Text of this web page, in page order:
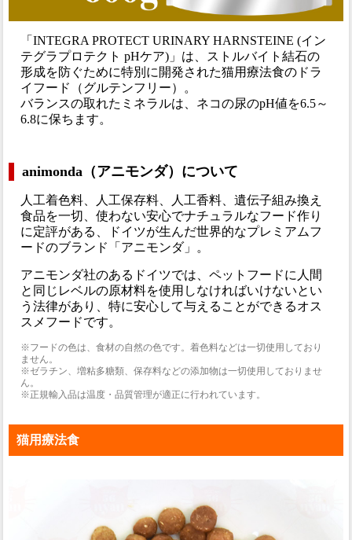
「INTEGRA PROTECT URINARY HARNSTEINE (イン
テグラプロテクト pHケア)」は、ストルバイト結石の
形成を防ぐために特別に開発された猫用療法食のドラ
イフード（グルテンフリー）。
バランスの取れたミネラルは、ネコの尿のpH値を6.5～
6.8に保ちます。
animonda（アニモンダ）について
人工着色料、人工保存料、人工香料、遺伝子組み換え
食品を一切、使わない安心でナチュラルなフード作り
に定評がある、ドイツが生んだ世界的なプレミアムフ
ードのブランド「アニモンダ」。
アニモンダ社のあるドイツでは、ペットフードに人間
と同じレベルの原材料を使用しなければいけないとい
う法律があり、特に安心して与えることができるオス
スメフードです。
※フードの色は、食材の自然の色です。着色料などは一切使用しており
ません。
※ゼラチン、増粘多糖類、保存料などの添加物は一切使用しておりませ
ん。
※正規輸入品は温度・品質管理が適正に行われています。
猫用療法食